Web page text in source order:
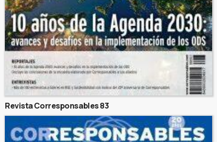
Revista Corresponsables 83